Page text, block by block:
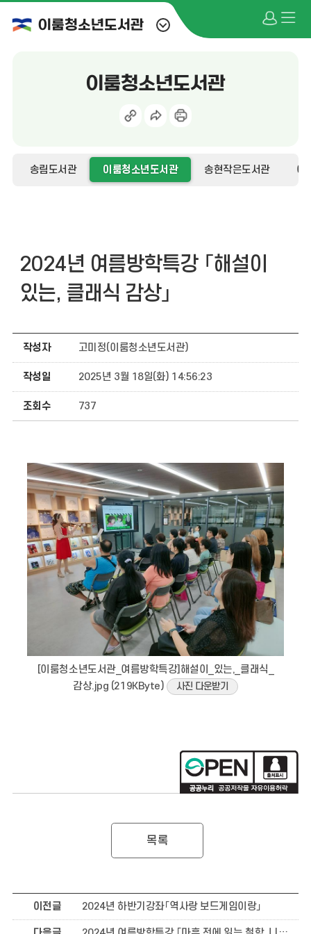
이룸청소년도서관
이룸청소년도서관
송림도서관 이룸청소년도서관 송현작은도서관 어
2024년 여름방학특강 「해설이
있는, 클래식 감상」
작성자 고미정(이룸청소년도서관)
작성일 2025년 3월 18일(화) 14:56:23
조회수 737
[이룸청소년도서관_여름방학특강]해설이_있는,_클래식_
감상.jpg (219KByte)
사진 다운받기
목록
이전글 2024년 하반기강좌「역사랑 보드게임이랑」